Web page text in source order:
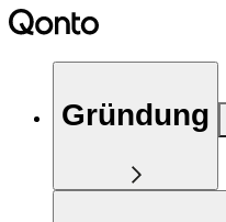
Gründung